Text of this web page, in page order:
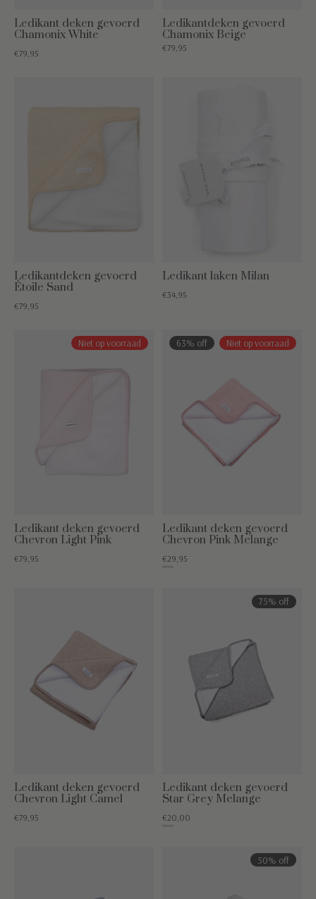
Ledikant deken gevoerd
Chamonix White
€79,95
Ledikantdeken gevoerd
Chamonix Beige
€79,95
Ledikantdeken gevoerd
Étoile Sand
€79,95
Ledikant laken Milan
€34,95
Niet op voorraad
Ledikant deken gevoerd
Chevron Light Pink
€79,95
63% off Niet op voorraad
Ledikant deken gevoerd
Chevron Pink Melange
€29,95
€79,95
Ledikant deken gevoerd
Chevron Light Camel
€79,95
75% off
Ledikant deken gevoerd
Star Grey Melange
€20,00
€79,95
50% off